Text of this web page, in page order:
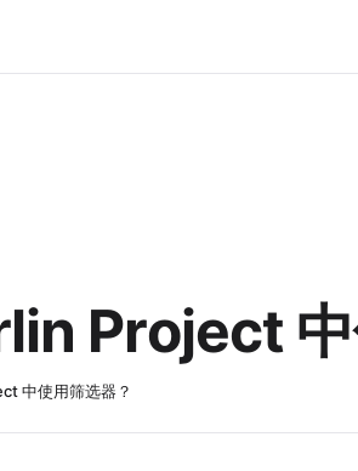
Project 中
中使用筛选器？